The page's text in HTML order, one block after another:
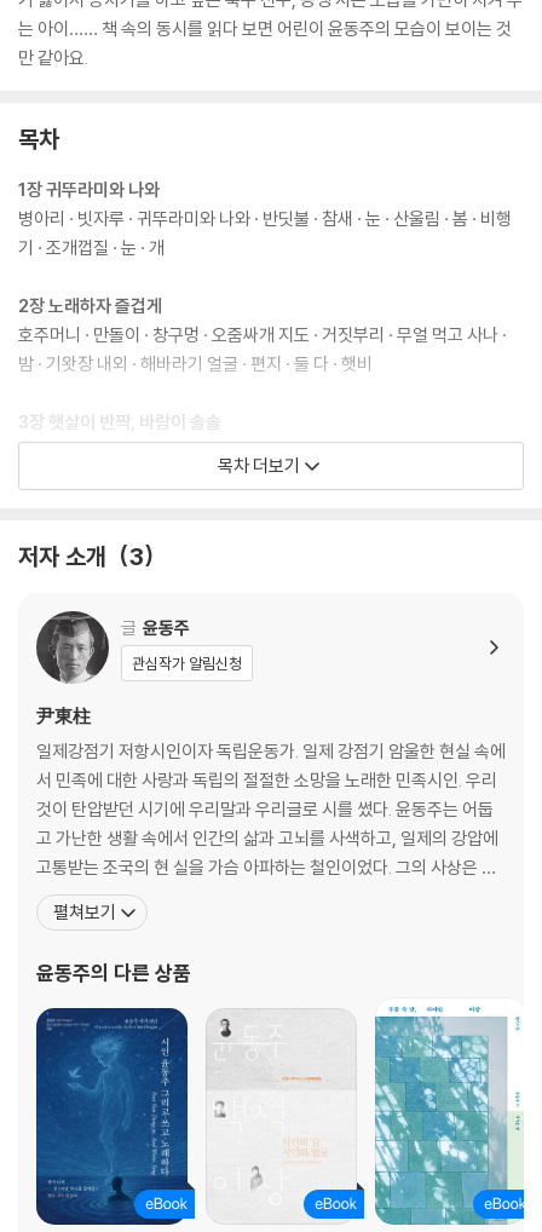
는 아이…… 책 속의 동시를 읽다 보면 어린이 윤동주의 모습이 보이는 것
만 같아요.
목차
1장 귀뚜라미와 나와
병아리 · 빗자루 · 귀뚜라미와 나와 · 반딧불 · 참새 · 눈 · 산울림 · 봄 · 비행
기 · 조개껍질 · 눈 · 개
2장 노래하자 즐겁게
호주머니 · 만돌이 · 창구멍 · 오줌싸개 지도 · 거짓부리 · 무얼 먹고 사나 ·
밤 · 기왓장 내외 · 해바라기 얼굴 · 편지 · 둘 다 · 햇비
3장 햇살이 반짝, 바람이 솔솔
버선본 · 아기의 새벽 · 닭 · 사과 · 나무 · 햇빛·바람 · 겨울 · 굴뚝 · 빨래 · 가
눈 감고 간다 · 새로운 길 · 내일은 없다 · 비둘기 · 비 뒤 · 못 자는 밤 · 바다 ·
엮은이의 말_ 맑고 아름다운 시를 쓴 윤동주처럼 우리도 예쁜 마음 담아
짝꿍시를 써요
목차 더보기
저자 소개 3
글 윤동주
관심작가 알림신청
尹東柱
일제강점기 저항시인이자 독립운동가. 일제 강점기 암울한 현실 속에
서 민족에 대한 사랑과 독립의 절절한 소망을 노래한 민족시인. 우리
것이 탄압받던 시기에 우리말과 우리글로 시를 썼다. 윤동주는 어둡
고 가난한 생활 속에서 인간의 삶과 고뇌를 사색하고, 일제의 강압에
고통받는 조국의 현 실을 가슴 아파하는 철인이었다. 그의 사상은 짧
은 시 속에 반영되어 있다. 1917년 12월 30일 만주 북간도 명동촌에
서 윤영석과 김룡의 맏아들로 출생했다. 윤동주는 청춘 시인이다. 절
펼쳐보기
윤동주의 다른 상품